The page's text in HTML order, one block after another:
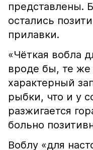
представлены.
остались
прилавки.
«Чёткая вобла
вроде бы, те
характерный
рыбки, что и у
разжигается
больно
Воблу «для